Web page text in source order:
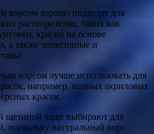
растворителях, таких как
краски на основе
а также эпоксидные и
например, водных акриловых
красок.
поскольку натуральный ворс